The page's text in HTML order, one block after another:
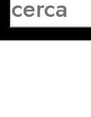
sviluppo:Luca Bunino